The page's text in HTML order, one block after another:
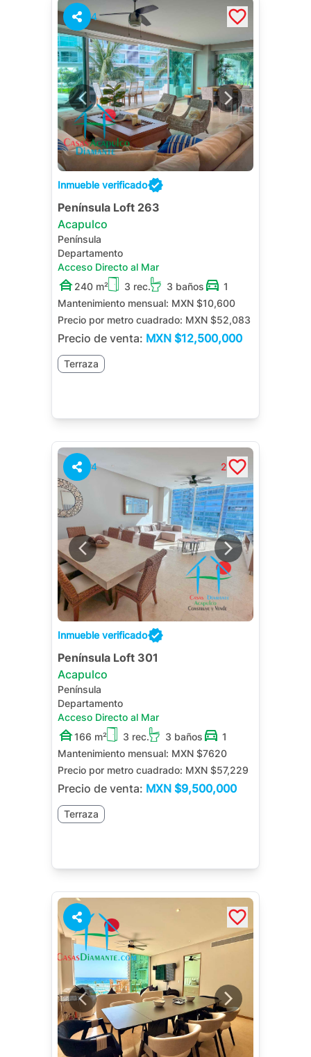
4
Inmueble verificado
Península Loft 263
Acapulco
Península
Departamento
Acceso Directo al Mar
240 m²
3 rec. 3 baños
1
Mantenimiento mensual: MXN $10,600
Precio por metro cuadrado: MXN $52,083
Precio de venta: MXN $12,500,000
Terraza
4 2
Inmueble verificado
Península Loft 301
Acapulco
Península
Departamento
Acceso Directo al Mar
166 m²
3 rec. 3 baños
1
Mantenimiento mensual: MXN $7620
Precio por metro cuadrado: MXN $57,229
Precio de venta: MXN $9,500,000
Terraza